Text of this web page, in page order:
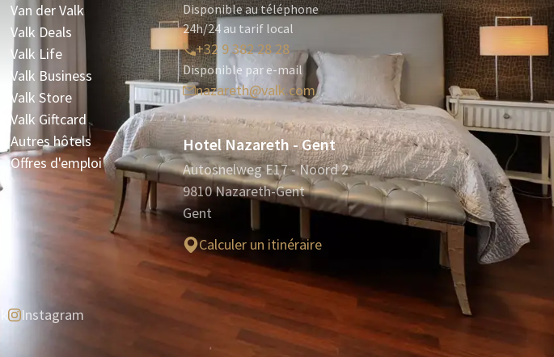
Van der Valk
Valk Deals
Valk Life
Valk Business
Valk Store
Valk Giftcard
Autres hôtels
Offres d'emploi
Disponible au téléphone
24h/24 au tarif local
+32 9 382 28 28
Disponible par e-mail
nazareth@valk.com
Hotel Nazareth - Gent
Autosnelweg E17 - Noord 2
9810 Nazareth-Gent
Gent
Calculer un itinéraire
Instagram